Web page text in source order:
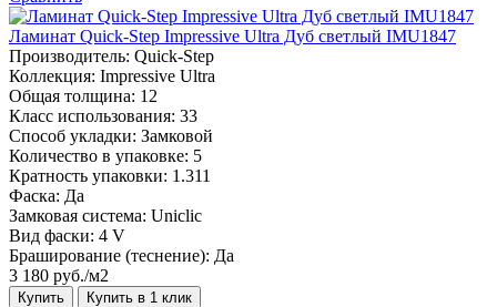
Ламинат Quick-Step Impressive Ultra Дуб светлый IMU1847
Производитель: Quick-Step
Коллекция: Impressive Ultra
Общая толщина: 12
Класс использования: 33
Способ укладки: Замковой
Количество в упаковке: 5
Кратность упаковки: 1.311
Фаска: Да
Замковая система: Uniclic
Вид фаски: 4 V
Браширование (теснение): Да
3 180 руб./м2
Купить Купить в 1 клик